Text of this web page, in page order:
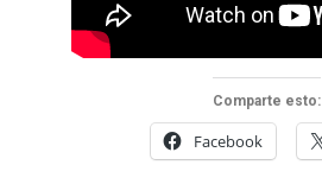
Comparte esto:
Facebook